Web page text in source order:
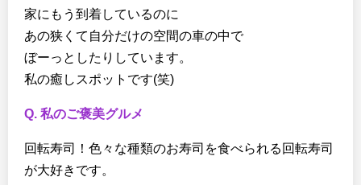
家にもう到着しているのに
あの狭くて自分だけの空間の車の中で
ぼーっとしたりしています。
私の癒しスポットです(笑)
Q. 私のご褒美グルメ
回転寿司！色々な種類のお寿司を食べられる回転寿司
が大好きです。